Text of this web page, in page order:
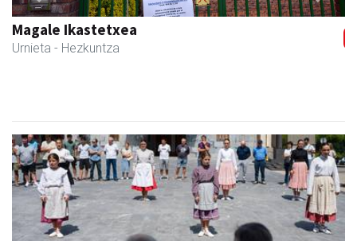
Magale Ikastetxea
Urnieta - Hezkuntza